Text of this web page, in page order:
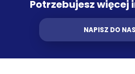
Potrzebujesz więcej
NAPISZ DO NAS